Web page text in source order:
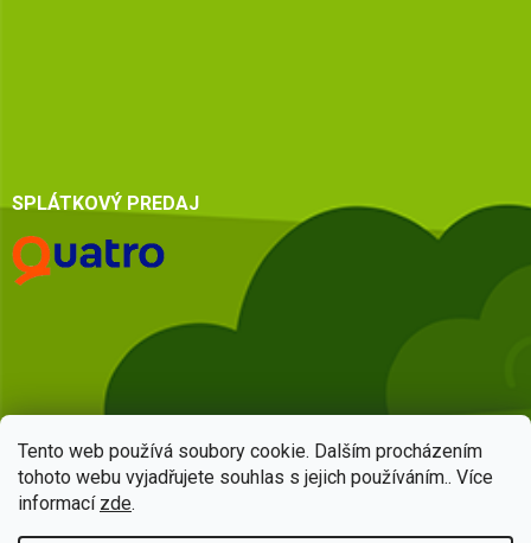
Tento web používá soubory cookie. Dalším procházením
tohoto webu vyjadřujete souhlas s jejich používáním.. Více
informací zde.
SPLÁTKOVÝ PREDAJ